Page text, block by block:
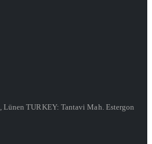
, LünenTURKEY: Tantavi Mah. Estergon